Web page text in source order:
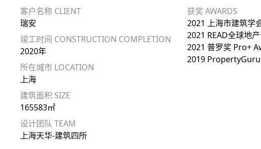
客户名称 CLIENT
瑞安
竣工时间 CONSTRUCTION COMPLETION
2020年
所在城市 LOCATION
上海
建筑面积 SIZE
165583㎡
设计团队 TEAM
上海天华-建筑四所
获奖 AWARDS
2021 上海市建筑学
2021 READ全球地
2021 普罗奖 Pro+
2019